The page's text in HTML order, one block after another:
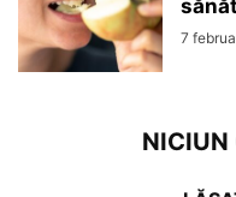
7
NICIUN